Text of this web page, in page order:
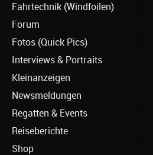
Fahrtechnik (Windfoilen)
Forum
Fotos (Quick Pics)
Interviews & Portraits
Kleinanzeigen
Newsmeldungen
Regatten & Events
Reiseberichte
Shop